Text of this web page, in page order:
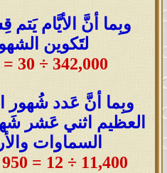
وبِما أنَّ الأيَّام يَتم
لتَكوين
342,000 ÷ 30 = 11,400 شهرًا
وبِما أنَّ عَدد شُهور
العظيم اثني عَشر
السماوات
11,400 ÷ 12 = 950 سنةً مِمَّا تَعُدُّون